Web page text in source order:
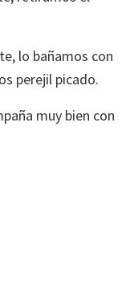
lo bañamos con
perejil picado.
muy bien con